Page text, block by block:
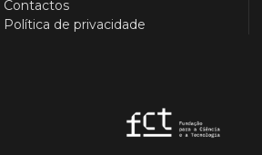
Contactos
Política de privacidade